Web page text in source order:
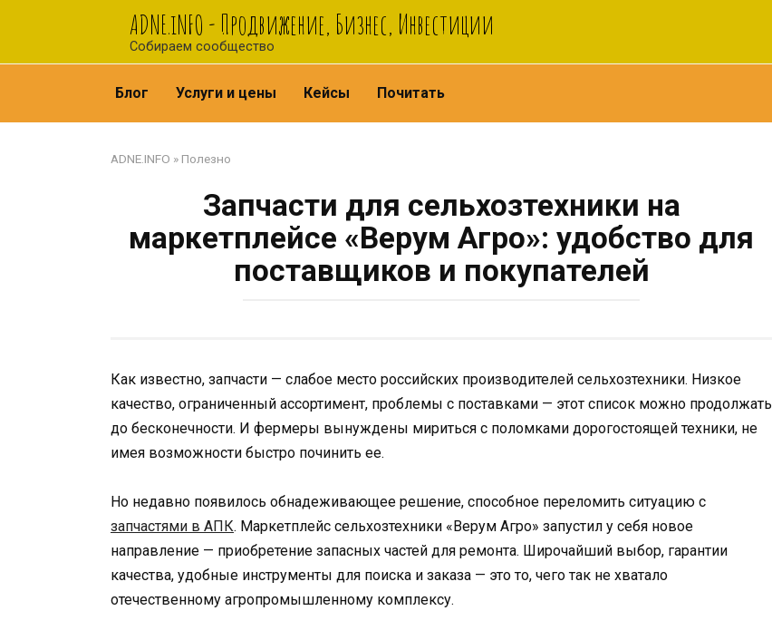
ADNE.iNFO - Продвижение, Бизнес, Инвестиции
Собираем сообщество
Блог Услуги и цены Кейсы Почитать
ADNE.INFO » Полезно
Запчасти для сельхозтехники на
маркетплейсе «Верум Агро»: удобство для
поставщиков и покупателей
Как известно, запчасти — слабое место российских производителей сельхозтехники. Низкое
качество, ограниченный ассортимент, проблемы с поставками — этот список можно продолжать
до бесконечности. И фермеры вынуждены мириться с поломками дорогостоящей техники, не
имея возможности быстро починить ее.
Но недавно появилось обнадеживающее решение, способное переломить ситуацию с
запчастями в АПК. Маркетплейс сельхозтехники «Верум Агро» запустил у себя новое
направление — приобретение запасных частей для ремонта. Широчайший выбор, гарантии
качества, удобные инструменты для поиска и заказа — это то, чего так не хватало
отечественному агропромышленному комплексу.